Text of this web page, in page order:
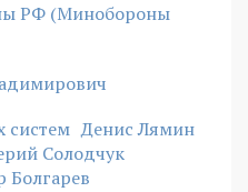
РФ (Минобороны
систем Денис Лямин
Солодчук
Болгарев